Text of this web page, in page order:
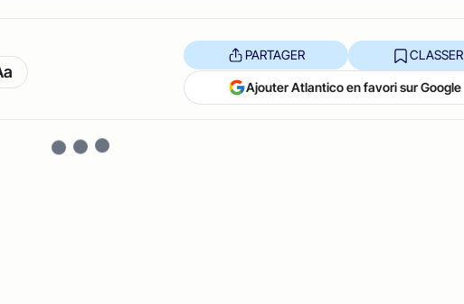
PARTAGER CLASSER
Ajouter Atlantico en favori sur Google